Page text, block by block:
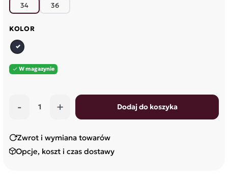
34 36
KOLOR
granatowy
 W magazynie
- + Dodaj do koszyka
Zwrot i wymiana towarów
Opcje, koszt i czas dostawy